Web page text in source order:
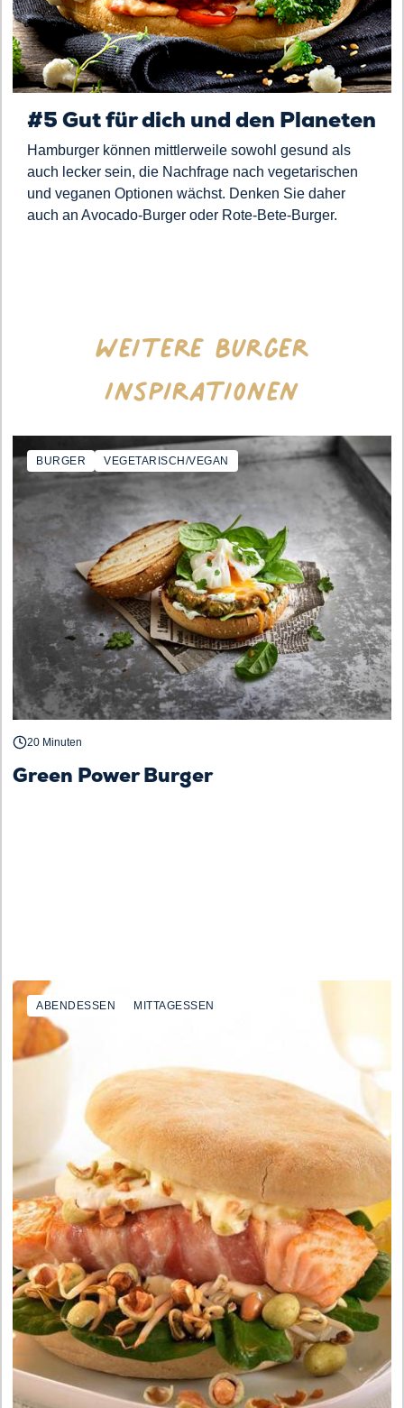
#5 Gut für dich und den Planeten
Hamburger können mittlerweile sowohl gesund als
auch lecker sein, die Nachfrage nach vegetarischen
und veganen Optionen wächst. Denken Sie daher
auch an Avocado-Burger oder Rote-Bete-Burger.
Weitere Burger
Inspirationen
BURGER VEGETARISCH/VEGAN
20 Minuten
Green Power Burger
ABENDESSEN MITTAGESSEN